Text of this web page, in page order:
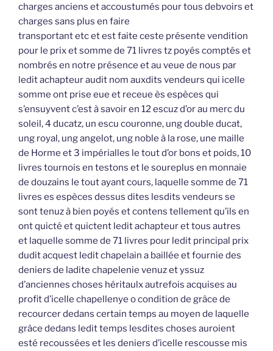
charges anciens et accoustumés pour tous debvoirs et
charges sans plus en faire
transportant etc et est faite ceste présente vendition
pour le prix et somme de 71 livres tz poyés comptés et
nombrés en notre présence et au veue de nous par
ledit achapteur audit nom auxdits vendeurs qui icelle
somme ont prise eue et receue ès espèces qui
s’ensuyvent c’est à savoir en 12 escuz d’or au merc du
soleil, 4 ducatz, un escu couronne, ung double ducat,
ung royal, ung angelot, ung noble à la rose, une maille
de Horme et 3 impérialles le tout d’or bons et poids, 10
livres tournois en testons et le soureplus en monnaie
de douzains le tout ayant cours, laquelle somme de 71
livres es espèces dessus dites lesdits vendeurs se
sont tenuz à bien poyés et contens tellement qu’ils en
ont quicté et quictent ledit achapteur et tous autres
et laquelle somme de 71 livres pour ledit principal prix
dudit acquest ledit chapelain a baillée et fournie des
deniers de ladite chapelenie venuz et yssuz
d’anciennes choses héritaulx autrefois acquises au
profit d’icelle chapellenye o condition de grâce de
recourcer dedans certain temps au moyen de laquelle
grâce dedans ledit temps lesdites choses auroient
esté recoussées et les deniers d’icelle rescousse mis